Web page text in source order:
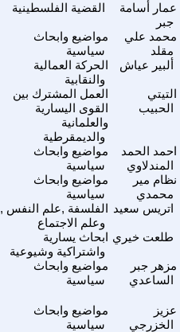
القضية الفلسطينية
عمار أسامة
جبر
مواضيع وابحاث
سياسية
محمد علي
مقلد
الحركة العمالية
والنقابية
ألبير عياش
العمل المشترك بين
القوى اليسارية
والعلمانية
والديمقرطية
التيتي
الحبيب
مواضيع وابحاث
سياسية
احمد الحمد
المندلاوي
مواضيع وابحاث
سياسية
نظام مير
محمدي
الفلسفة ,علم النفس ,
وعلم الاجتماع
اتريس سعيد
ابحاث يسارية
واشتراكية وشيوعية
طلعت خيري
مواضيع وابحاث
سياسية
مزهر جبر
الساعدي
مواضيع وابحاث
سياسية
عزيز
الخزرجي